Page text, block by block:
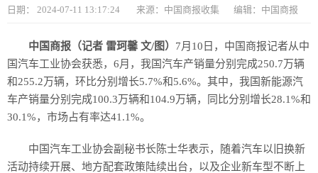
日期： 2024-07-11 13:17:24 来源：中国商报收集 编辑：中国商报
中国商报（记者 雷珂馨 文/图） 7月10日，中国商报记者从中
国汽车工业协会获悉，6月，我国汽车产销量分别完成250.7万辆
和255.2万辆，环比分别增长5.7%和5.6%。其中，我国新能源汽
车产销量分别完成100.3万辆和104.9万辆，同比分别增长28.1%和
30.1%，市场占有率达41.1%。
中国汽车工业协会副秘书长陈士华表示，随着汽车以旧换新
活动持续开展、地方配套政策陆续出台，以及企业新车型不断上